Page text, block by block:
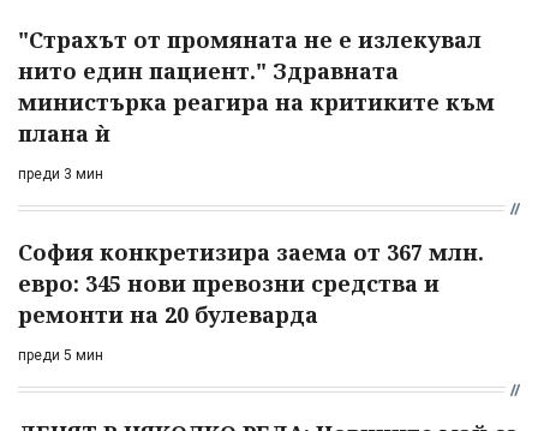
"Страхът от промяната не е излекувал
нито един пациент." Здравната
министърка реагира на критиките към
плана ѝ
преди 3 мин
София конкретизира заема от 367 млн.
евро: 345 нови превозни средства и
ремонти на 20 булеварда
преди 5 мин